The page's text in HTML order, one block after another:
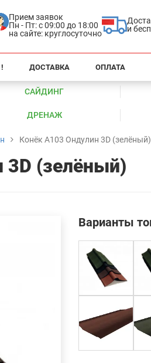
Прием заявок
Пн - Пт: с 09:00 до 18:00
на сайте: круглосуточно
и
ДОСТАВКА ОПЛАТА
САЙДИНГ
ДРЕНАЖ
Конёк А103 Ондулин 3D (зелёный)
3D (зелёный)
Варианты